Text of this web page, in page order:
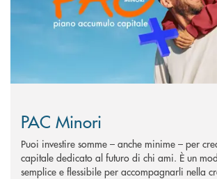
PAC Minori
Puoi investire somme – anche minime – per
capitale dedicato al futuro di chi ami. È un
semplice e flessibile per accompagnarli nella